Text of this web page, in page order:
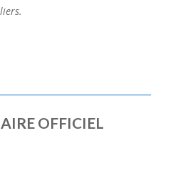
OFFICIEL